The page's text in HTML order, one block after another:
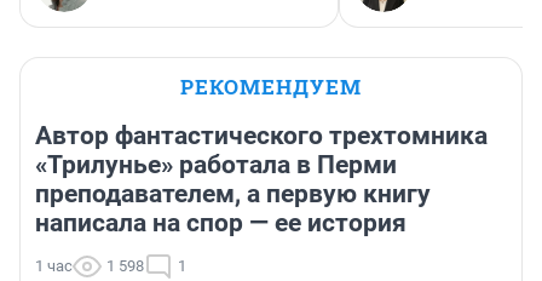
РЕКОМЕНДУЕМ
Автор фантастического трехтомника
«Трилунье» работала в Перми
преподавателем, а первую книгу
написала на спор — ее история
1 час 1 598 1